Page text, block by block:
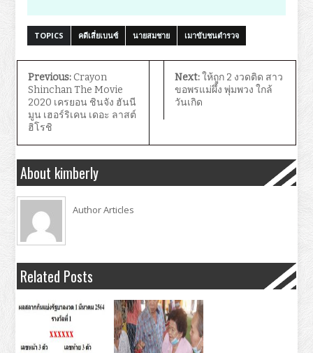
TOPICS คดีเสี่ยเบนซ์ นายสมชาย เมาขับชนตำรวจ
Previous: Crayon
Shinchan The Movie
2020 เครยอน ชินจัง ฮันนี
มูน เฮอร์ริเคน เดอะ ลาสต์
ฮิโรชิ
Next:ให้ถูก 2 งวดติด สาว
ขอพรแม่ผึ้ง พุ่มพวง ใกล้
วันเกิด
About kimberly
Author Articles
Related Posts